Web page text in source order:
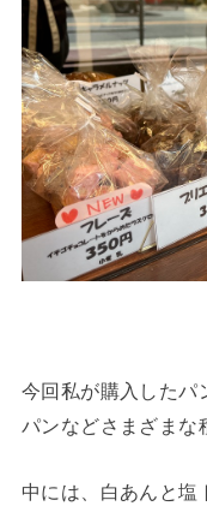
今回私が購入したパ
パンなどさまざまな
中には、白あんと塩